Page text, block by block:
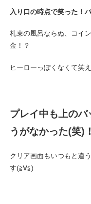
入り口の時点で笑った！
札束の風呂ならぬ、コイ
金！？
ヒーローっぽくなくて笑
プレイ中も上のバ
うがなかった(笑)！
クリア画面もいつもと違
す(≧∀≦)